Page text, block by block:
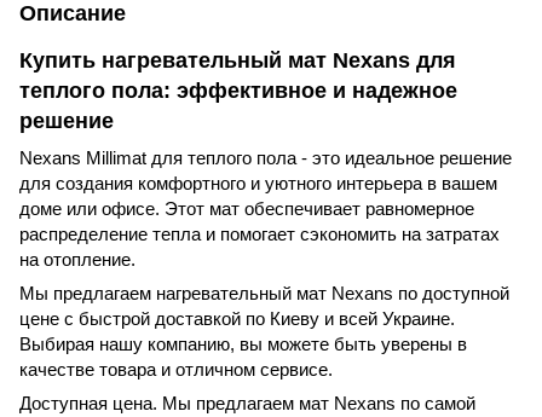
Описание
Купить нагревательный мат Nexans для
теплого пола: эффективное и надежное
решение
Nexans Millimat для теплого пола - это идеальное решение
для создания комфортного и уютного интерьера в вашем
доме или офисе. Этот мат обеспечивает равномерное
распределение тепла и помогает сэкономить на затратах
на отопление.
Мы предлагаем нагревательный мат Nexans по доступной
цене с быстрой доставкой по Киеву и всей Украине.
Выбирая нашу компанию, вы можете быть уверены в
качестве товара и отличном сервисе.
Доступная цена. Мы предлагаем мат Nexans по самой